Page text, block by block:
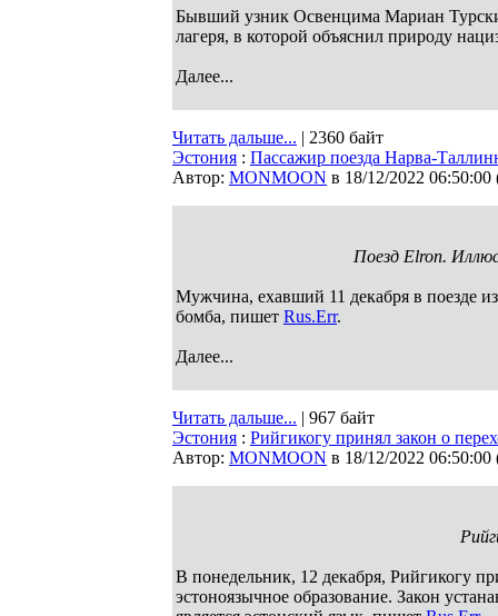
Бывший узник Освенцима Мариан
лагеря, в которой объяснил природу
Далее...
Читать дальше... | 2360 байт
Эстония : Пассажир поезда Нарва-
Автор: MONMOON в 18/12/2022 06:50:00
Поезд Elron.
Мужчина, ехавший 11 декабря в поезде
бомба, пишет Rus.Err.
Далее...
Читать дальше... | 967 байт
Эстония : Рийгикогу принял закон о
Автор: MONMOON в 18/12/2022 06:50:00
В понедельник, 12 декабря, Рийгикогу
эстоноязычное образование. Закон